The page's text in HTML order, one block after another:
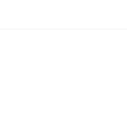
Konstruktion erlaubt eine
flachen Überdachung wurde
von bis zu 55 km/h
windige
Leistungs-Verhältnis suchen.